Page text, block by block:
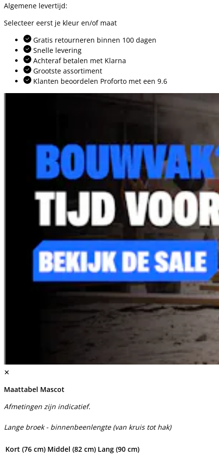
Algemene levertijd:
Selecteer eerst je kleur en/of maat
Gratis retourneren binnen 100 dagen
Snelle levering
Achteraf betalen met Klarna
Grootste assortiment
Klanten beoordelen Proforto met een 9.6
✕
Maattabel Mascot
Afmetingen zijn indicatief.
Lange broek - binnenbeenlengte (van kruis tot hak)
Kort (76 cm) Middel (82 cm) Lang (90 cm)